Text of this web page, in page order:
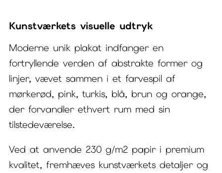
antal
Kunstværkets visuelle udtryk
Moderne unik plakat indfanger en
fortryllende verden af abstrakte former og
linjer, vævet sammen i et farvespil af
mørkerød, pink, turkis, blå, brun og orange,
der forvandler ethvert rum med sin
tilstedeværelse.
Ved at anvende 230 g/m2 papir i premium
kvalitet, fremhæves kunstværkets detaljer og